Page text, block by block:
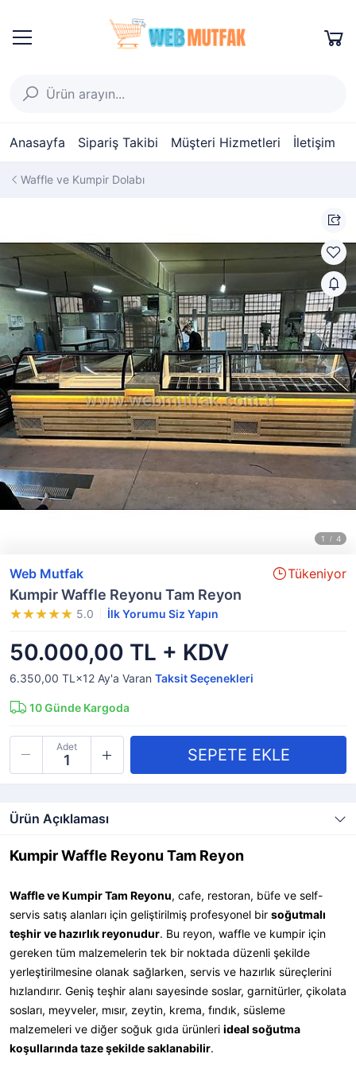
Anasayfa Sipariş Takibi Müşteri Hizmetleri İletişim
Waffle ve Kumpir Dolabı
Web Mutfak Tükeniyor
Kumpir Waffle Reyonu Tam Reyon
5.0 İlk Yorumu Siz Yapın
50.000,00 TL + KDV
6.350,00 TL×12 Ay'a Varan Taksit Seçenekleri
10Günde Kargoda
Adet
Ürün Açıklaması
Kumpir Waffle Reyonu Tam Reyon
Waffle ve Kumpir Tam Reyonu, cafe, restoran, büfe ve self-
servis satış alanları için geliştirilmiş profesyonel bir soğutmalı
teşhir ve hazırlık reyonudur. Bu reyon, waffle ve kumpir için
gereken tüm malzemelerin tek bir noktada düzenli şekilde
yerleştirilmesine olanak sağlarken, servis ve hazırlık süreçlerini
hızlandırır. Geniş teşhir alanı sayesinde soslar, garnitürler, çikolata
sosları, meyveler, mısır, zeytin, krema, fındık, süsleme
malzemeleri ve diğer soğuk gıda ürünleri ideal soğutma
koşullarında taze şekilde saklanabilir.